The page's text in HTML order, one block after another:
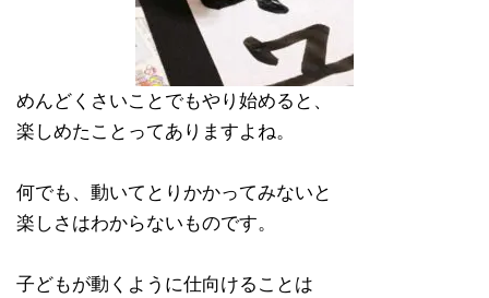
めんどくさいことでもやり始めると、
楽しめたことってありますよね。
何でも、動いてとりかかってみないと
楽しさはわからないものです。
子どもが動くように仕向けることは